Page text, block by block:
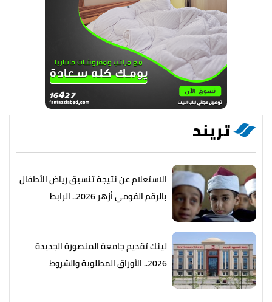
تريند
الاستعلام عن نتيجة تنسيق رياض الأطفال
بالرقم القومي أزهر 2026.. الرابط
لينك تقديم جامعة المنصورة الجديدة
2026.. الأوراق المطلوبة والشروط